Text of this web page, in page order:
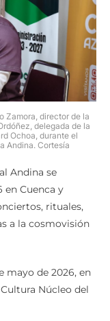
Zamora, director de la
delegada de la
Ochoa, durante el
Andina. Cortesía
Andina se
en Cuenca y
rituales,
a la cosmovisión
mayo de 2026, en
Núcleo del